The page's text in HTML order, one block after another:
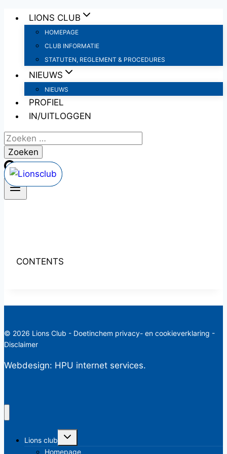
DoorgaanLIONS CLUB
HOMEPAGE
CLUB INFORMATIE
STATUTEN, REGLEMENT & PROCEDURES
NIEUWS
NIEUWS
PROFIEL
IN/UITLOGGEN
Zoeken
naar:
CONTENTS
© 2026 Lions Club - Doetinchem privacy- en cookieverklaring -
Disclaimer
Webdesign: HPU internet services.
Lions club
Toggle
Homepage